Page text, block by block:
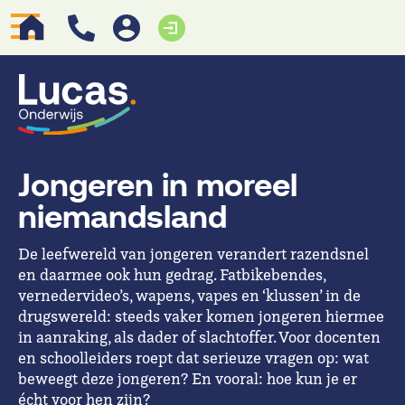
Jongeren in moreel
niemandsland
De leefwereld van jongeren verandert razendsnel
en daarmee ook hun gedrag. Fatbikebendes,
vernedervideo’s, wapens, vapes en ‘klussen’ in de
drugswereld: steeds vaker komen jongeren hiermee
in aanraking, als dader of slachtoffer. Voor docenten
en schoolleiders roept dat serieuze vragen op: wat
beweegt deze jongeren? En vooral: hoe kun je er
écht voor hen zijn?